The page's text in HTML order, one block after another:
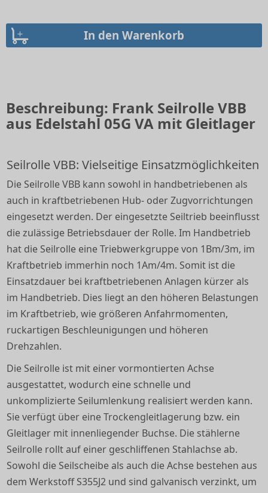
Beschreibung: Frank Seilrolle VBB
aus Edelstahl 05G VA mit Gleitlager
Seilrolle VBB: Vielseitige Einsatzmöglichkeiten
Die Seilrolle VBB kann sowohl in handbetriebenen als
auch in kraftbetriebenen Hub- oder Zugvorrichtungen
eingesetzt werden. Der eingesetzte Seiltrieb beeinflusst
die zulässige Betriebsdauer der Rolle. Im Handbetrieb
hat die Seilrolle eine Triebwerkgruppe von 1Bm/3m, im
Kraftbetrieb immerhin noch 1Am/4m. Somit ist die
Einsatzdauer bei kraftbetriebenen Anlagen kürzer als
im Handbetrieb. Dies liegt an den höheren Belastungen
im Kraftbetrieb, wie größeren Anfahrmomenten,
ruckartigen Beschleunigungen und höheren
Drehzahlen.
Die Seilrolle ist mit einer vormontierten Achse
ausgestattet, wodurch eine schnelle und
unkomplizierte Seilumlenkung realisiert werden kann.
Sie verfügt über eine Trockengleitlagerung bzw. ein
Gleitlager mit innenliegender Buchse. Die stählerne
Seilrolle rollt auf einer geschliffenen Stahlachse ab.
Sowohl die Seilscheibe als auch die Achse bestehen aus
dem Werkstoff S355J2 und sind galvanisch verzinkt, um